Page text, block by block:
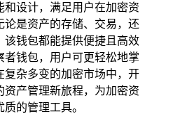
和设计，满足用户在加密资
论是资产的存储、交易，还
该钱包都能提供便捷且高效
者钱包，用户可更轻松地掌
复杂多变的加密市场中，开
资产管理新旅程，为加密资
的管理工具。